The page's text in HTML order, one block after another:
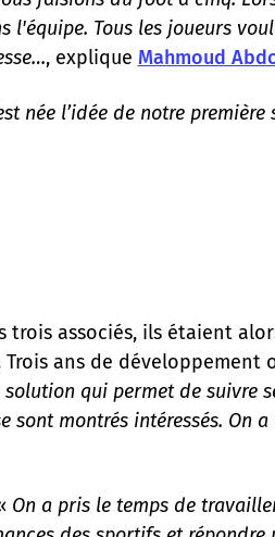
l'équipe. Tous les joueurs
, explique Mahmoud
née l’idée de notre
trois associés, ils étaient
Trois ans de
qui permet de suivre
sont montrés intéressés.
On a pris le temps de